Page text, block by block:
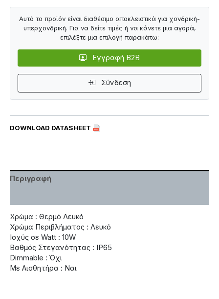
DOWNLOAD DATASHEET
Αυτό το προϊόν είναι διαθέσιμο αποκλειστικά για χονδρική-
υπερχονδρική. Για να δείτε τιμές ή να κάνετε μια αγορά,
επιλέξτε μια επιλογή παρακάτω:
Εγγραφή B2B
Σύνδεση
Περιγραφή
Χρώμα : Θερμό Λευκό
Χρώμα Περιβλήματος : Λευκό
Ισχύς σε Watt : 10W
Βαθμός Στεγανότητας : IP65
Dimmable : Όχι
Με Αισθητήρα : Ναι